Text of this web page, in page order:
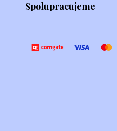
Spolupracujeme